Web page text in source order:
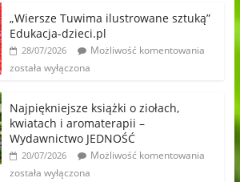
„Wiersze Tuwima ilustrowane sztuką”
Edukacja-dzieci.pl
28/07/2026
Możliwość komentowania
została wyłączona
Najpiękniejsze książki o ziołach,
kwiatach i aromaterapii –
Wydawnictwo JEDNOŚĆ
20/07/2026
Możliwość komentowania
została wyłączona